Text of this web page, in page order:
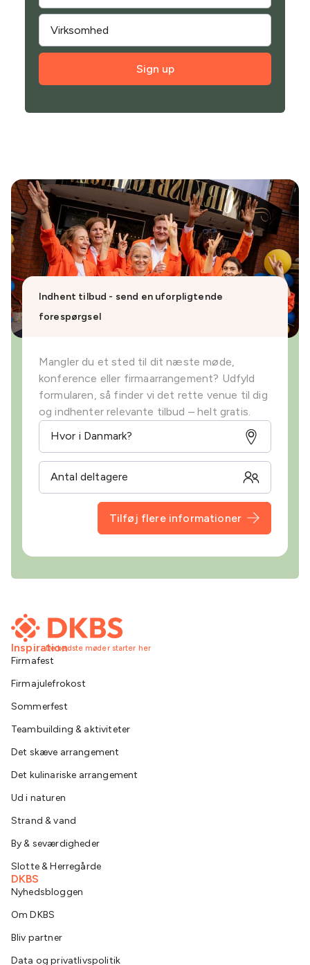
Sign up
Indhent tilbud - send en uforpligtende
forespørgsel
Mangler du et sted til dit næste møde,
konference eller firmaarrangement? Udfyld
formularen, så finder vi det rette venue til dig
og indhenter relevante tilbud – helt gratis.
Tilføj flere informationer
De bedste møder starter her
Inspiration
Firmafest
Firmajulefrokost
Sommerfest
Teambuilding & aktiviteter
Det skæve arrangement
Det kulinariske arrangement
Ud i naturen
Strand & vand
By & seværdigheder
Slotte & Herregårde
DKBS
Nyhedsbloggen
Om DKBS
Bliv partner
Data og privatlivspolitik